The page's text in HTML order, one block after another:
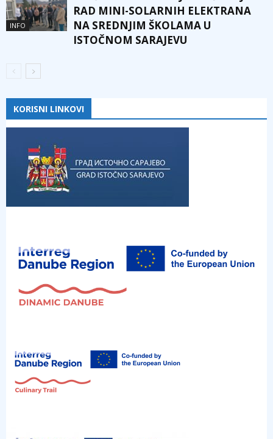
INFO
RAD MINI-SOLARNIH ELEKTRANA
NA SREDNJIM ŠKOLAMA U
ISTOČNOM SARAJEVU
KORISNI LINKOVI